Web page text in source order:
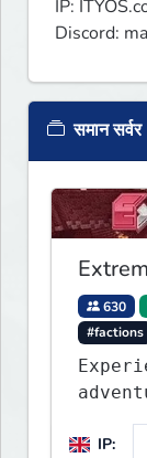
IP:
Discord:
समान सर्वर
630
#factions
IP: